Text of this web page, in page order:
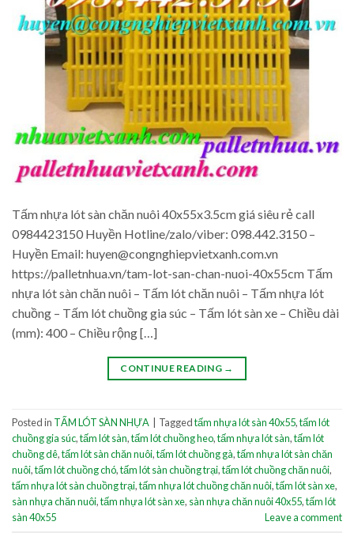
Tấm nhựa lót sàn chăn nuôi 40x55x3.5cm giá siêu rẻ call
0984423150 Huyền Hotline/zalo/viber: 098.442.3150 –
Huyền Email: huyen@congnghiepvietxanh.com.vn
https://palletnhua.vn/tam-lot-san-chan-nuoi-40x55cm Tấm
nhựa lót sàn chăn nuôi – Tấm lót chăn nuôi – Tấm nhựa lót
chuồng – Tấm lót chuồng gia súc – Tấm lót sàn xe – Chiều dài
(mm): 400 – Chiều rộng […]
CONTINUE READING →
Posted in TẤM LÓT SÀN NHỰA Taggedtấm nhựa lót sàn 40x55,tấm lót
chuồng gia súc,tấm lót sàn,tấm lót chuồng heo,tấm nhựa lót sàn,tấm lót
chuồng dê,tấm lót sàn chăn nuôi,tấm lót chuồng gà,tấm nhựa lót sàn chăn
nuôi,tấm lót chuồng chó,tấm lót sàn chuồng trại,tấm lót chuồng chăn nuôi,
tấm nhựa lót sàn chuồng trại,tấm nhựa lót chuồng chăn nuôi,tấm lót sàn xe,
sàn nhựa chăn nuôi,tấm nhựa lót sàn xe, sàn nhựa chăn nuôi 40x55,tấm lót
sàn 40x55
Leave a comment